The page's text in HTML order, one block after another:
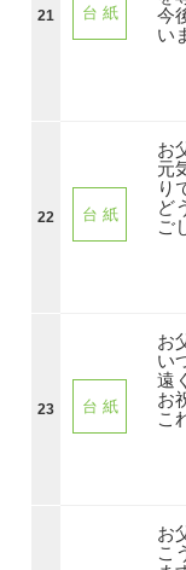
21 台 紙
今
い
22 台 紙
お
元
り
ど
ご
23 台 紙
お
い
遠
お
こ
お
こ